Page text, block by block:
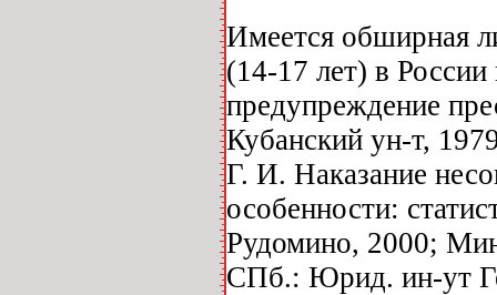
Имеется обширная
(14-17 лет) в
предупреждение
Кубанский ун-т,
Г. И. Наказание
особенности:
Рудомино, 2000;
СПб.: Юрид. ин-ут